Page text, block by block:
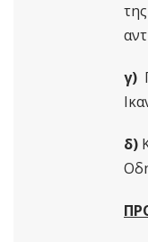
γ)
δ)